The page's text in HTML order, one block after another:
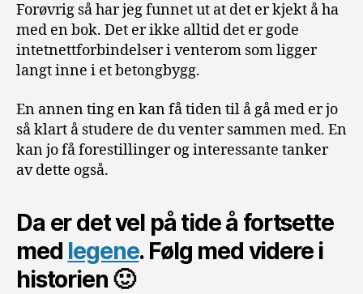
Forøvrig så har jeg funnet ut at det er kjekt å ha
med en bok. Det er ikke alltid det er gode
intetnettforbindelser i venterom som ligger
langt inne i et betongbygg.
En annen ting en kan få tiden til å gå med er jo
så klart å studere de du venter sammen med. En
kan jo få forestillinger og interessante tanker
av dette også.
Da er det vel på tide å fortsette
med legene. Følg med videre i
historien 🙂